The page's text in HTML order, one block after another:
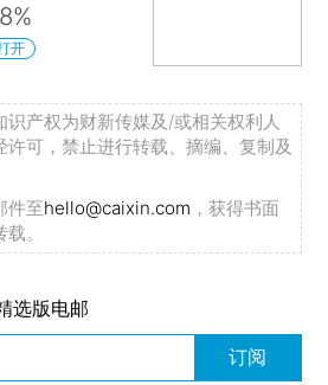
开
识产权为财新传媒及/或相关权利人
可，禁止进行转载、摘编、复制及
件至hello@caixin.com ，获得书面
。
选版电邮
订阅